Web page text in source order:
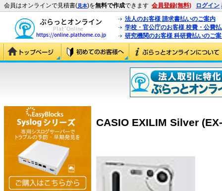
会員はオンラインで見積書(見本)を無料で作成できます 会員登録(無料) ログイン
法人のお客様 請求書払いのご案内
学校・官公庁のお客様 校費・公費
研究機関のお客様 科研費払いのご
CASIO EXILIM Silver